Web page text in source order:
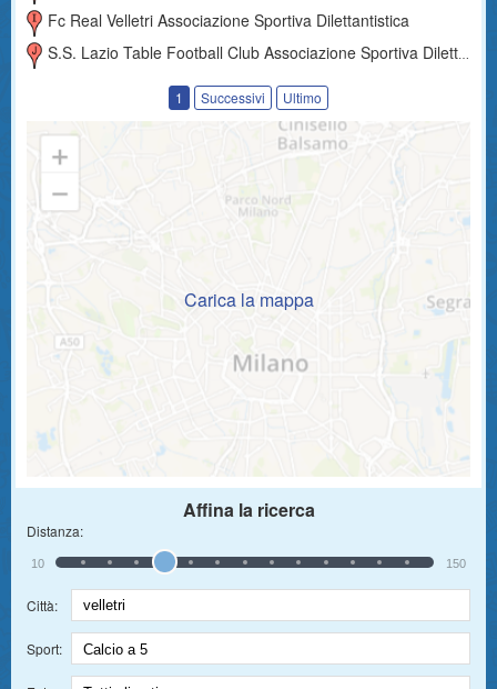
Fc Real Velletri Associazione Sportiva Dilettantistica
S.s. Lazio Table Football Club Associazione Sportiva Dilettantistica
1 Successivi Ultimo
Carica la mappa
Affina la ricerca
Distanza:
10 150
Città:
Sport: